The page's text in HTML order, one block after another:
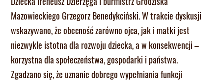
Mazowieckiego Grzegorz Benedykciński. W trakcie dyskusji
wskazywano, że obecność zarówno ojca, jak i matki jest
niezwykle istotna dla rozwoju dziecka, a w konsekwencji –
korzystna dla społeczeństwa, gospodarki i państwa.
Zgadzano się, że uznanie dobrego wypełniania funkcji